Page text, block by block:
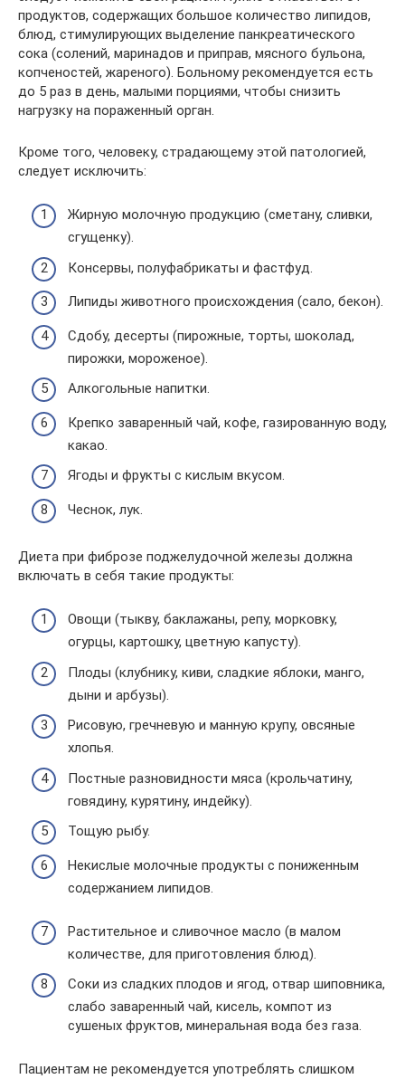
продуктов, содержащих большое количество липидов,
блюд, стимулирующих выделение панкреатического
сока (солений, маринадов и приправ, мясного бульона,
копченостей, жареного). Больному рекомендуется есть
до 5 раз в день, малыми порциями, чтобы снизить
нагрузку на пораженный орган.
Кроме того, человеку, страдающему этой патологией,
следует исключить:
Жирную молочную продукцию (сметану, сливки,
сгущенку).
Консервы, полуфабрикаты и фастфуд.
Липиды животного происхождения (сало, бекон).
Сдобу, десерты (пирожные, торты, шоколад,
пирожки, мороженое).
Алкогольные напитки.
Крепко заваренный чай, кофе, газированную воду,
какао.
Ягоды и фрукты с кислым вкусом.
Чеснок, лук.
Диета при фиброзе поджелудочной железы должна
включать в себя такие продукты:
Овощи (тыкву, баклажаны, репу, морковку,
огурцы, картошку, цветную капусту).
Плоды (клубнику, киви, сладкие яблоки, манго,
дыни и арбузы).
Рисовую, гречневую и манную крупу, овсяные
хлопья.
Постные разновидности мяса (крольчатину,
говядину, курятину, индейку).
Тощую рыбу.
Некислые молочные продукты с пониженным
содержанием липидов.
Растительное и сливочное масло (в малом
количестве, для приготовления блюд).
Соки из сладких плодов и ягод, отвар шиповника,
слабо заваренный чай, кисель, компот из
сушеных фруктов, минеральная вода без газа.
Пациентам не рекомендуется употреблять слишком